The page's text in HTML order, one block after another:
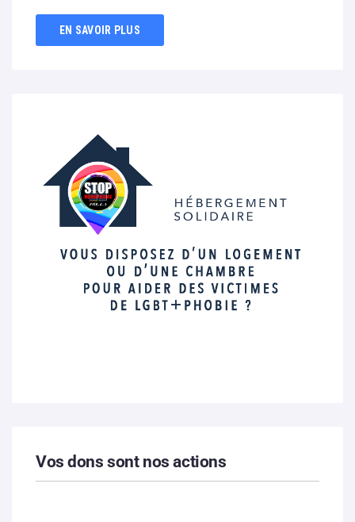
EN SAVOIR PLUS
Vos dons sont nos actions